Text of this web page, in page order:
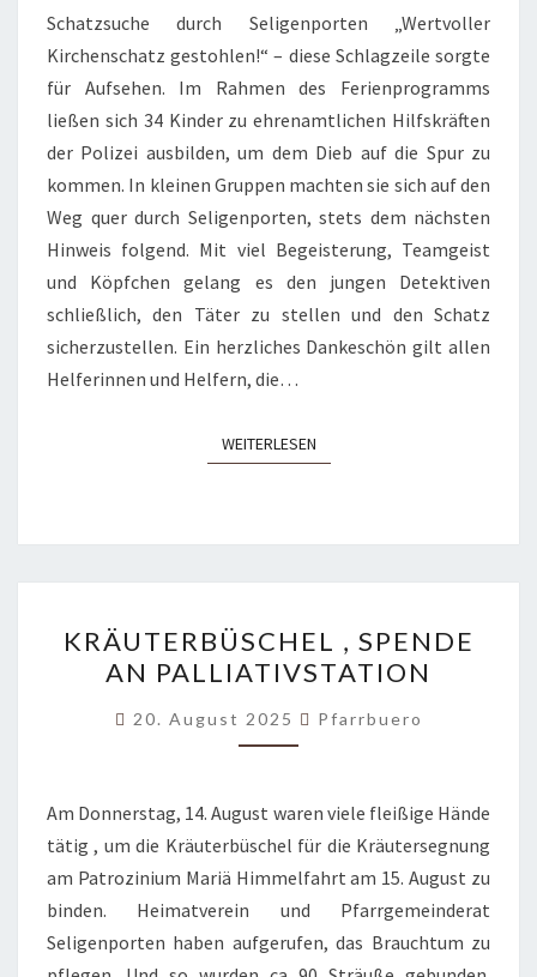
Schatzsuche durch Seligenporten „Wertvoller
Kirchenschatz gestohlen!“ – diese Schlagzeile sorgte
für Aufsehen. Im Rahmen des Ferienprogramms
ließen sich 34 Kinder zu ehrenamtlichen Hilfskräften
der Polizei ausbilden, um dem Dieb auf die Spur zu
kommen. In kleinen Gruppen machten sie sich auf den
Weg quer durch Seligenporten, stets dem nächsten
Hinweis folgend. Mit viel Begeisterung, Teamgeist
und Köpfchen gelang es den jungen Detektiven
schließlich, den Täter zu stellen und den Schatz
sicherzustellen. Ein herzliches Dankeschön gilt allen
Helferinnen und Helfern, die…
WEITERLESENWEITERLESEN
,
SPENDE
AN
PALLIATIVSTATION
KRÄUTERBÜSCHEL , SPENDE
AN PALLIATIVSTATION
20. August 2025 Pfarrbuero
Am Donnerstag, 14. August waren viele fleißige Hände
tätig , um die Kräuterbüschel für die Kräutersegnung
am Patrozinium Mariä Himmelfahrt am 15. August zu
binden. Heimatverein und Pfarrgemeinderat
Seligenporten haben aufgerufen, das Brauchtum zu